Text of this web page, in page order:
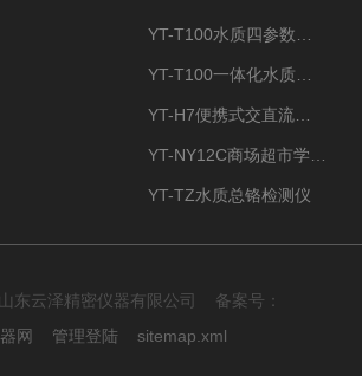
YT-TZ水质总铬检测仪
东云泽精密仪器有限公司 备案号：
网 管理登陆 sitemap.xml